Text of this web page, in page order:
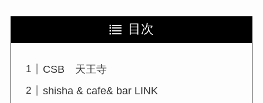
目次
CSB 天王寺
shisha & cafe& bar LINK